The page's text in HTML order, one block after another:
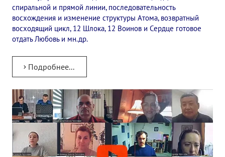
спиральной и прямой линии, последовательность
восхождения и изменение структуры Атома, возвратный
восходящий цикл, 12 Шлока, 12 Воинов и Сердце готовое
отдать Любовь и мн.др.
Подробнее...